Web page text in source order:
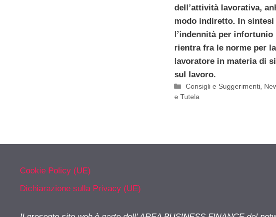
dell’attività lavorativa,
modo indiretto. In sintesi
l’indennità per
rientra fra le norme per
lavoratore in materia di
sul lavoro.
Categorie
Consigli e Suggerimenti,
e Tutela
Cookie Policy (UE)
Dichiarazione sulla Privacy (UE)